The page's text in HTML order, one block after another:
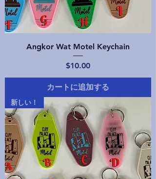
Angkor Wat Motel Keychain
価格
$10.00
カートに追加する
新しい！